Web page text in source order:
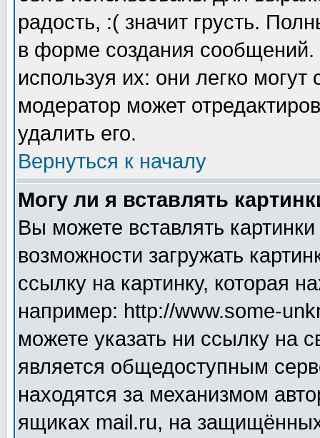
радость, :( значит грусть.
в форме создания сообщений.
используя их: они легко
модератор может
удалить его.
Вернуться к началу
Могу ли я вставлять
Вы можете вставлять
возможности загружать
ссылку на картинку, которая
например: http://www.some-
можете указать ни ссылку на
является общедоступным
находятся за механизмом
ящиках mail.ru, на